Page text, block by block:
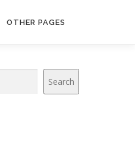
OTHER PAGES
Search